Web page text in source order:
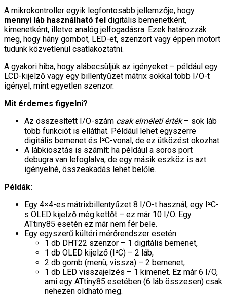
A mikrokontroller egyik legfontosabb jellemzője, hogy
mennyi láb használható fel digitális bemenetként,
kimenetként, illetve analóg jelfogadásra. Ezek határozzák
meg, hogy hány gombot, LED-et, szenzort vagy éppen motort
tudunk közvetlenül csatlakoztatni.
A gyakori hiba, hogy alábecsüljük az igényeket – például egy
LCD-kijelző vagy egy billentyűzet mátrix sokkal több I/O-t
igényel, mint egyetlen szenzor.
Mit érdemes figyelni?
Az összesített I/O-szám csak elméleti érték– sok láb
több funkciót is elláthat. Például lehet egyszerre
digitális bemenet és I²C-vonal, de ez ütközést okozhat.
A lábkiosztás is számít: ha például a soros port
debugra van lefoglalva, de egy másik eszköz is azt
igényelné, összeakadás lehet belőle.
Példák:
Egy 4×4-es mátrixbillentyűzet 8 I/O-t használ, egy I²C-
s OLED kijelző még kettőt – ez már 10 I/O. Egy
ATtiny85 esetén ez már nem fér bele.
Egy egyszerű kültéri mérőrendszer esetén:
1 db DHT22 szenzor – 1 digitális bemenet,
1 db OLED kijelző (I²C) – 2 láb,
2 db gomb (menü, vissza) – 2 bemenet,
1 db LED visszajelzés – 1 kimenet. Ez már 6 I/O,
ami egy ATtiny85 esetében (6 láb összesen) csak
nehezen oldható meg.